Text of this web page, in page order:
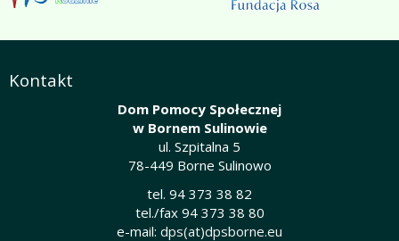
Kontakt
Dom Pomocy Społecznej
w Bornem Sulinowie
ul. Szpitalna 5
78-449 Borne Sulinowo
tel. 94 373 38 82
tel./fax 94 373 38 80
e-mail: dps(at)dpsborne.eu